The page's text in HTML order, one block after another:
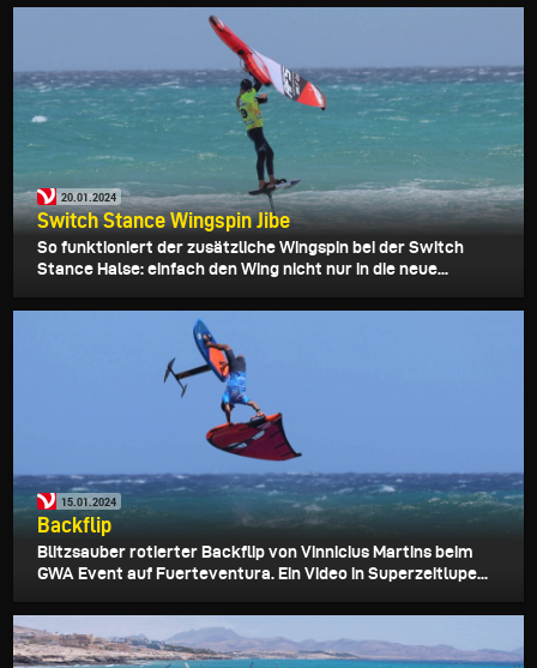
20.01.2024
Switch Stance Wingspin Jibe
So funktioniert der zusätzliche Wingspin bei der Switch
Stance Halse: einfach den Wing nicht nur in die neue...
15.01.2024
Backflip
Blitzsauber rotierter Backflip von Vinnicius Martins beim
GWA Event auf Fuerteventura. Ein Video in Superzeitlupe...